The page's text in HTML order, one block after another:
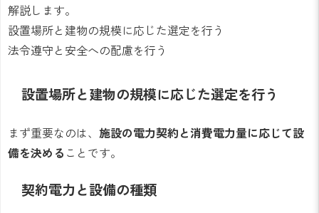
解説します。
設置場所と建物の規模に応じた選定を行う
法令遵守と安全への配慮を行う
設置場所と建物の規模に応じた選定を行う
まず重要なのは、 施設の電力契約と消費電力量に応じて設
備を決める ことです。
契約電力と設備の種類